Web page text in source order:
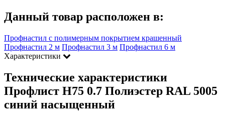
Данный товар расположен в:
Профнастил с полимерным покрытием крашенный
Профнастил 2 м Профнастил 3 м Профнастил 6 м
Характеристики
Технические характеристики
Профлист Н75 0.7 Полиэстер RAL 5005
синий насыщенный